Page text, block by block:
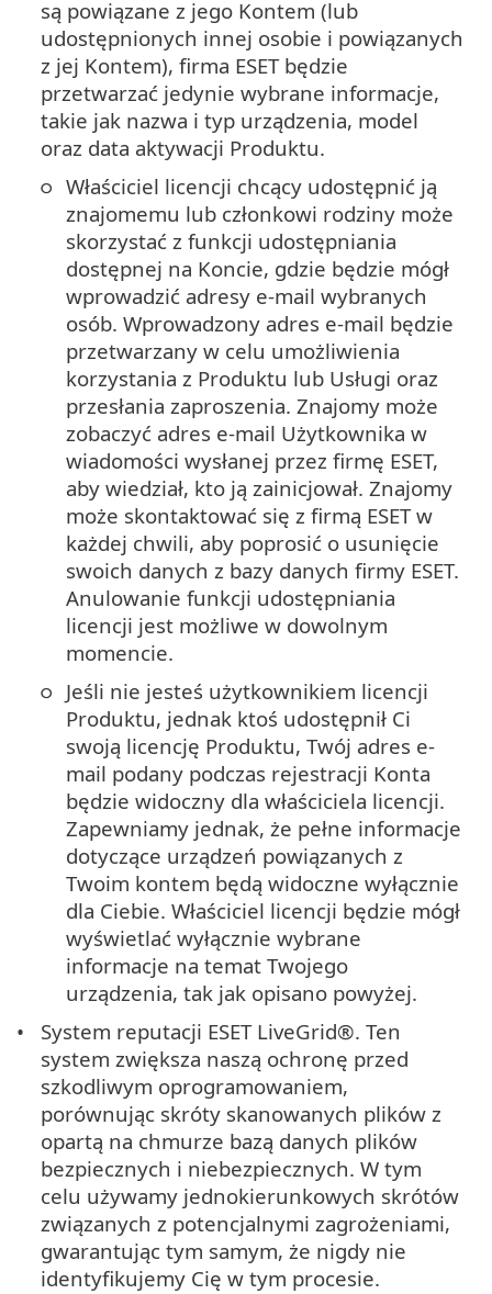
są powiązane z jego Kontem (lub
udostępnionych innej osobie i powiązanych
z jej Kontem), firma ESET będzie
przetwarzać jedynie wybrane informacje,
takie jak nazwa i typ urządzenia, model
oraz data aktywacji Produktu.
Właściciel licencji chcący udostępnić ją
znajomemu lub członkowi rodziny może
skorzystać z funkcji udostępniania
dostępnej na Koncie, gdzie będzie mógł
wprowadzić adresy e-mail wybranych
osób. Wprowadzony adres e-mail będzie
przetwarzany w celu umożliwienia
korzystania z Produktu lub Usługi oraz
przesłania zaproszenia. Znajomy może
zobaczyć adres e-mail Użytkownika w
wiadomości wysłanej przez firmę ESET,
aby wiedział, kto ją zainicjował. Znajomy
może skontaktować się z firmą ESET w
każdej chwili, aby poprosić o usunięcie
swoich danych z bazy danych firmy ESET.
Anulowanie funkcji udostępniania
licencji jest możliwe w dowolnym
momencie.
Jeśli nie jesteś użytkownikiem licencji
Produktu, jednak ktoś udostępnił Ci
swoją licencję Produktu, Twój adres e-
mail podany podczas rejestracji Konta
będzie widoczny dla właściciela licencji.
Zapewniamy jednak, że pełne informacje
dotyczące urządzeń powiązanych z
Twoim kontem będą widoczne wyłącznie
dla Ciebie. Właściciel licencji będzie mógł
wyświetlać wyłącznie wybrane
informacje na temat Twojego
urządzenia, tak jak opisano powyżej.
System reputacji ESET LiveGrid®. Ten
system zwiększa naszą ochronę przed
szkodliwym oprogramowaniem,
porównując skróty skanowanych plików z
opartą na chmurze bazą danych plików
bezpiecznych i niebezpiecznych. W tym
celu używamy jednokierunkowych skrótów
związanych z potencjalnymi zagrożeniami,
gwarantując tym samym, że nigdy nie
identyfikujemy Cię w tym procesie.